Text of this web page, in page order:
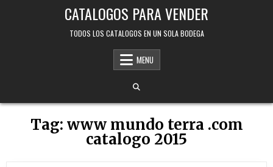
CATALOGOS PARA VENDER
TODOS LOS CATALOGOS EN UN SOLA BODEGA
MENU
Tag: www mundo terra .com
catalogo 2015